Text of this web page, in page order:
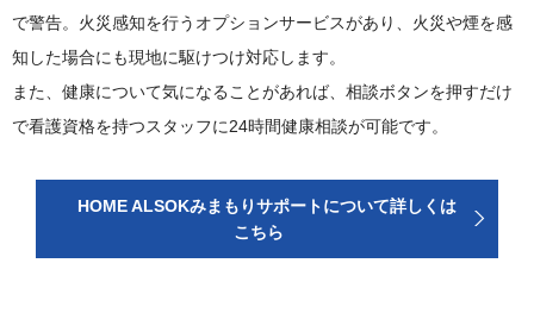
で警告。火災感知を行うオプションサービスがあり、火災や煙を感
知した場合にも現地に駆けつけ対応します。
また、健康について気になることがあれば、相談ボタンを押すだけ
で看護資格を持つスタッフに24時間健康相談が可能です。
HOME ALSOKみまもりサポートについて詳しくは
こちら